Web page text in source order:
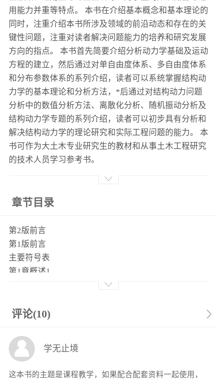
用能力并重等特点。 本书在介绍基本概念和基本理论的
同时，注重介绍本书所涉及领域的前沿动态和存在的关
键性问题，注重对读者解决问题能力的培养和研究发展
方向的指点。 本书首先简要介绍分析动力学基础及运动
方程的建立，然后通过对单自由度体系、多自由度体系
和分布参数体系的系列介绍，读者可以系统掌握结构动
力学的基本理论和分析方法，*后通过对结构动力问题
分析中的数值分析方法、离散化分析、随机振动分析及
结构动力学专题的系列介绍，读者可以初步具有分析和
解决结构动力学的理论研究和实际工程问题的能力。 本
书可作为大土木专业研究生的教材和从事土木工程研究
的技术人员学习参考书。
章节目录
第2版前言
第1版前言
主要符号表
第1章概述1
1.3结构动力计算的特点3
1.5本书内容安排8
思考题8
评论(10)
学无止境
这本书的主题是课程教学，如果配合配套资料一起使用，